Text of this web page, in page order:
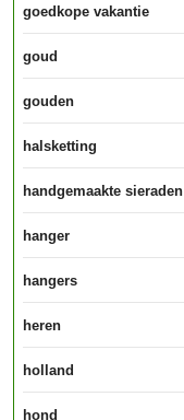
goedkope vakantie
goud
gouden
halsketting
handgemaakte sieraden
hanger
hangers
heren
holland
hond